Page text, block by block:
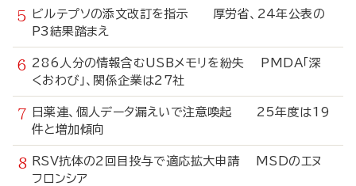
ビルテプソの添文改訂を指示 厚労省、24年公表の
P3結果踏まえ
286人分の情報含むUSBメモリを紛失 PMDA「深
くおわび」、関係企業は27社
日薬連、個人データ漏えいで注意喚起 25年度は19
件と増加傾向
RSV抗体の2回目投与で適応拡大申請 MSDのエヌ
フロンシア